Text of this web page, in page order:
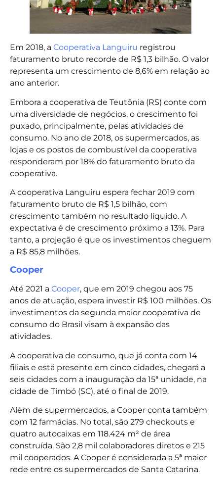
Em 2018, a Cooperativa Languiru registrou
faturamento bruto recorde de R$ 1,3 bilhão. O valor
representa um crescimento de 8,6% em relação ao
ano anterior.
Embora a cooperativa de Teutônia (RS) conte com
uma diversidade de negócios, o crescimento foi
puxado, principalmente, pelas atividades de
consumo. No ano de 2018, os supermercados, as
lojas e os postos de combustível da cooperativa
responderam por 18% do faturamento bruto da
cooperativa.
A cooperativa Languiru espera fechar 2019 com
faturamento bruto de R$ 1,5 bilhão, com
crescimento também no resultado líquido. A
expectativa é de crescimento próximo a 13%. Para
tanto, a projeção é que os investimentos cheguem
a R$ 85,8 milhões.
Cooper
Até 2021 a Cooper, que em 2019 chegou aos 75
anos de atuação, espera investir R$ 100 milhões. Os
investimentos da segunda maior cooperativa de
consumo do Brasil visam à expansão das
atividades.
A cooperativa de consumo, que já conta com 14
filiais e está presente em cinco cidades, chegará a
seis cidades com a inauguração da 15ª unidade, na
cidade de Timbó (SC), até o final de 2019.
Além de supermercados, a Cooper conta também
com 12 farmácias. No total, são 279 checkouts e
quatro autocaixas em 118.424 m² de área
construída. São 2,8 mil colaboradores diretos e 215
mil cooperados. A Cooper é considerada a 5ª maior
rede entre os supermercados de Santa Catarina.